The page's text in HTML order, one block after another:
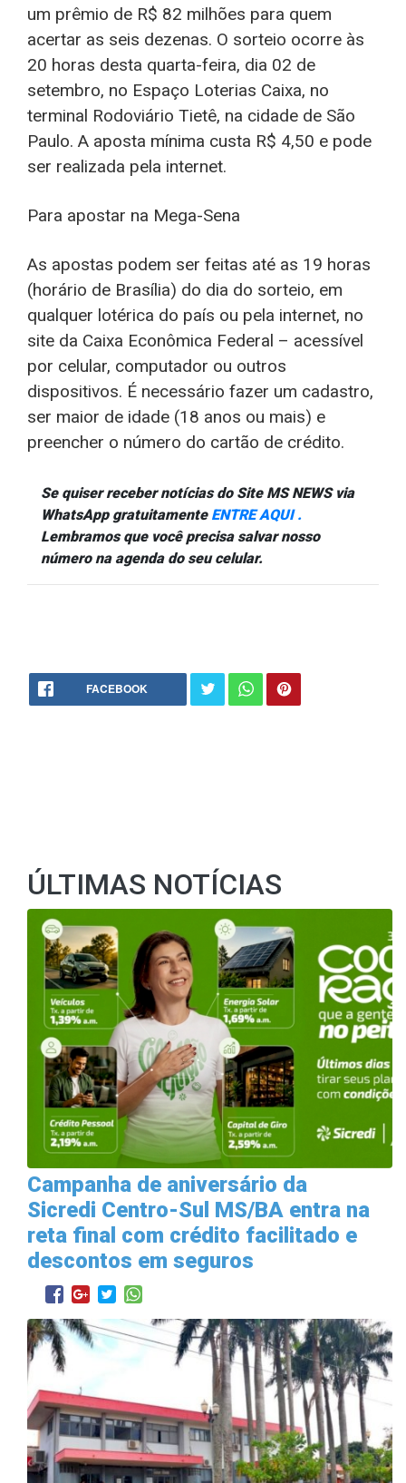
um prêmio de R$ 82 milhões para quem
acertar as seis dezenas. O sorteio ocorre às
20 horas desta quarta-feira, dia 02 de
setembro, no Espaço Loterias Caixa, no
terminal Rodoviário Tietê, na cidade de São
Paulo. A aposta mínima custa R$ 4,50 e pode
ser realizada pela internet.
Para apostar na Mega-Sena
As apostas podem ser feitas até as 19 horas
(horário de Brasília) do dia do sorteio, em
qualquer lotérica do país ou pela internet, no
site da Caixa Econômica Federal – acessível
por celular, computador ou outros
dispositivos. É necessário fazer um cadastro,
ser maior de idade (18 anos ou mais) e
preencher o número do cartão de crédito.
Se quiser receber notícias do Site MS NEWS via
WhatsApp gratuitamente ENTRE AQUI .
Lembramos que você precisa salvar nosso
número na agenda do seu celular.
FACEBOOK
ÚLTIMAS NOTÍCIAS
Campanha de aniversário da
Sicredi Centro-Sul MS/BA entra na
reta final com crédito facilitado e
descontos em seguros